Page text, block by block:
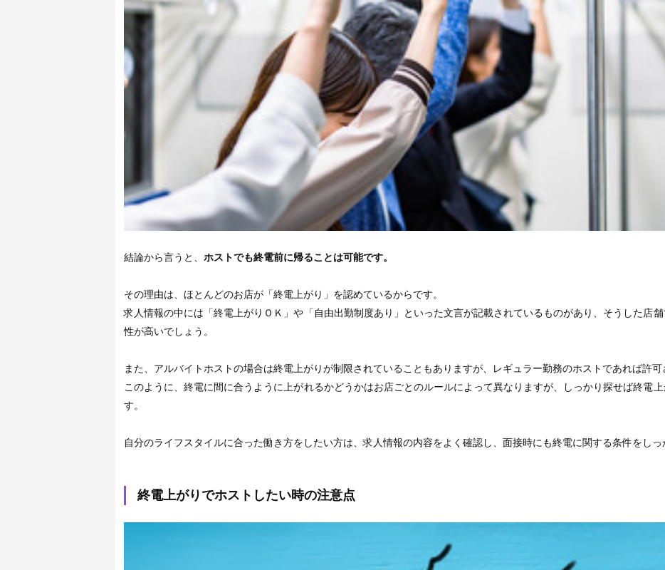
結論から言うと、 ホストでも終電前に帰ることは可能です。
その理由は、ほとんどのお店が「終電上がり」を認めているからです。
求人情報の中には「終電上がりＯＫ」や「自由出勤制度あり」といった文言が記載されているものがあり、そうした店
性が高いでしょう。
また、アルバイトホストの場合は終電上がりが制限されていることもありますが、レギュラー勤務のホストであれば許可
このように、終電に間に合うように上がれるかどうかはお店ごとのルールによって異なりますが、しっかり探せば終電
す。
自分のライフスタイルに合った働き方をしたい方は、求人情報の内容をよく確認し、面接時にも終電に関する条件をしっ
終電上がりでホストしたい時の注意点